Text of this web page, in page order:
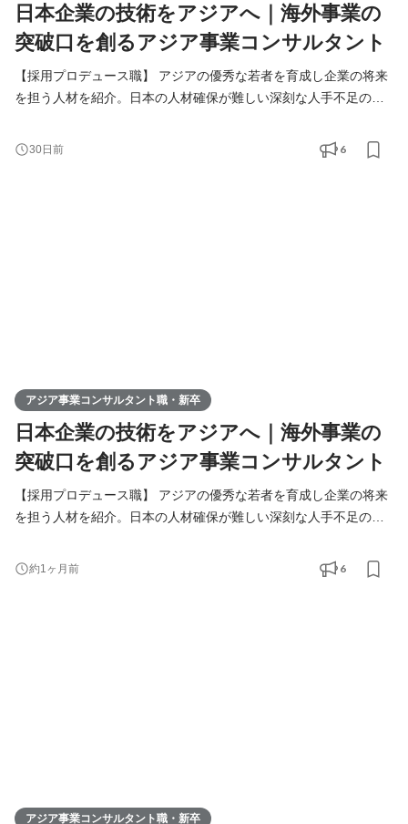
日本企業の技術をアジアへ｜海外事業の
突破口を創るアジア事業コンサルタント
【採用プロデュース職】 アジアの優秀な若者を育成し企業の将来
を担う人材を紹介。日本の人材確保が難しい深刻な人手不足の課
りを核に、日本企業の中国アジアビジネスを支援。当社が手掛け
る様々なアジア事業の課題解決（進出、販路拡大、経営請負、事
30日前 6
アジア事業コンサルタント職・新卒
日本企業の技術をアジアへ｜海外事業の
突破口を創るアジア事業コンサルタント
【採用プロデュース職】 アジアの優秀な若者を育成し企業の将来
を担う人材を紹介。日本の人材確保が難しい深刻な人手不足の課
りを核に、日本企業の中国アジアビジネスを支援。当社が手掛け
る様々なアジア事業の課題解決（進出、販路拡大、経営請負、事
約1ヶ月前 6
アジア事業コンサルタント職・新卒